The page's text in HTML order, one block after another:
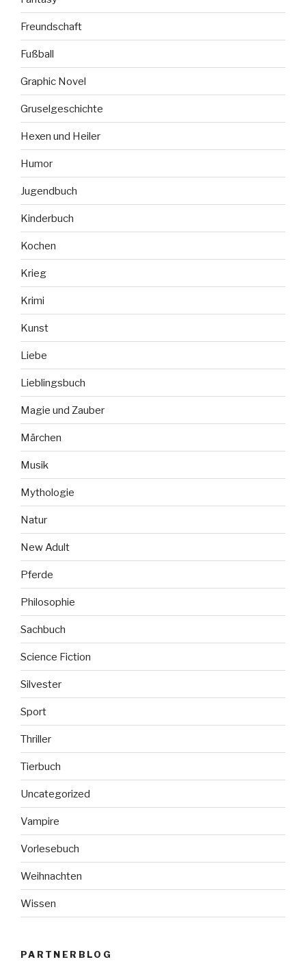
Freundschaft
Fußball
Graphic Novel
Gruselgeschichte
Hexen und Heiler
Humor
Jugendbuch
Kinderbuch
Kochen
Krieg
Krimi
Kunst
Liebe
Lieblingsbuch
Magie und Zauber
Märchen
Musik
Mythologie
Natur
New Adult
Pferde
Philosophie
Sachbuch
Science Fiction
Silvester
Sport
Thriller
Tierbuch
Uncategorized
Vampire
Vorlesebuch
Weihnachten
Wissen
PARTNERBLOG